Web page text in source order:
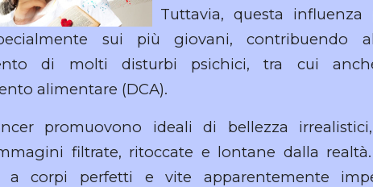
Tuttavia, questa
sui più giovani, contribuendo
di molti disturbi psichici, tra cui
alimentare (DCA).
promuovono ideali di bellezza
filtrate, ritoccate e lontane dalla
a corpi perfetti e vite apparentemente